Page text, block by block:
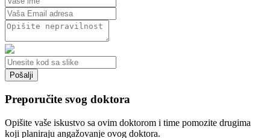
Preporučite svog doktora
Opišite vaše iskustvo sa ovim doktorom i time pomozite drugima
koji planiraju angažovanje ovog doktora.